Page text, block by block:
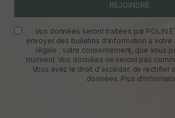
REJOINDRE
Vos données seront traitées par POLIN
envoyer des bulletins d'information à votre
légale : votre consentement, que vous
moment. Vos données ne seront pas
Vous avez le droit d'accéder, de rectifier
données. Plus